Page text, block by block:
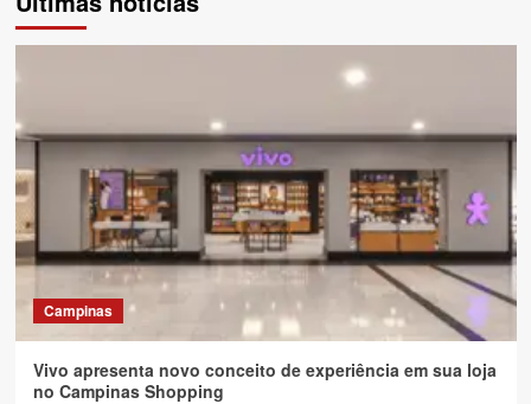
Campinas
Vivo apresenta novo conceito de experiência em sua loja
no Campinas Shopping